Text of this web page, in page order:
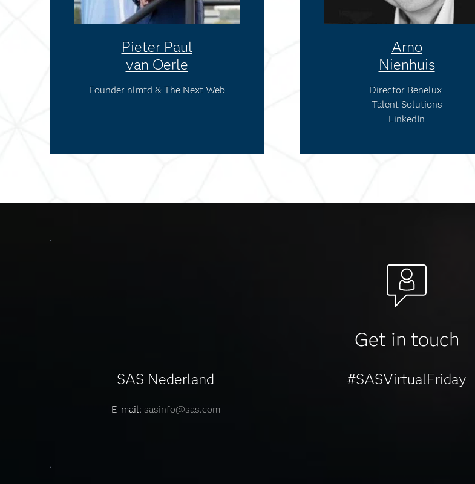
Pieter Paul
van Oerle
Founder nlmtd & The Next Web
Arno
Nienhuis
Director Benelux
Talent Solutions
LinkedIn
Get in touch
SAS Nederland
E-mail: sasinfo@sas.com
#SASVirtualFriday